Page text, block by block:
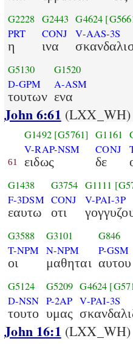
G2228
PRT
η
G2443
CONJ
ινα
G4624
V-AAS-3S
G5130
D-GPM
τουτων
G1520
A-ASM
ενα
John 6:61 (LXX_WH)
61
G1492 [G5761]
V-RAP-NSM
ειδως
G1161
CONJ
δε
G1438
F-3DSM
εαυτω
G3754
CONJ
οτι
G1111
V-PAI-3P
G3588
T-NPM
οι
G3101
N-NPM
μαθηται
G846
P-GSM
αυτου
G5124
D-NSN
τουτο
G5209
P-2AP
υμας
G4624
V-PAI-3S
John 16:1 (LXX_WH)